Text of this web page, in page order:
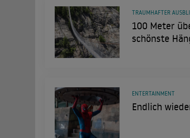
100 Meter
schönste
TRAUMHAFTER
Endlich
ENTERTAINMENT